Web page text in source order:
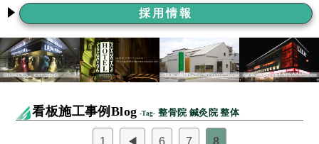
LED看板
看板施工ブログ
よくある質問
京都市新景観条例
採用情報
看板施工事例Blog -Tag- 整骨院 鍼灸院 整体
1 ◀ 6 7 8